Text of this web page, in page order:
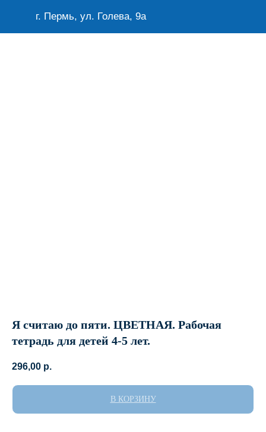
г. Пермь, ул. Голева, 9а
Я считаю до пяти. ЦВЕТНАЯ. Рабочая
тетрадь для детей 4-5 лет.
296,00 р.
В КОРЗИНУ